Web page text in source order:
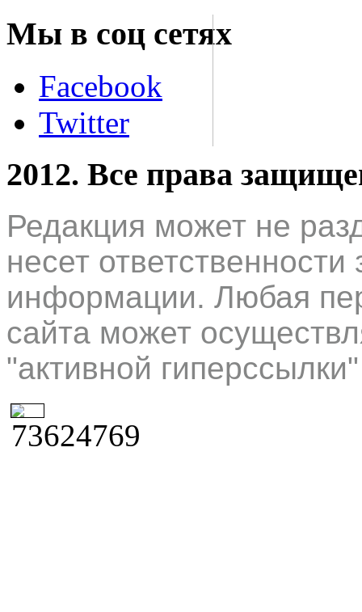
Мы в соц сетях
Facebook
Twitter
2012. Все права
Редакция может не
несет
информации. Любая
сайта может
"активной